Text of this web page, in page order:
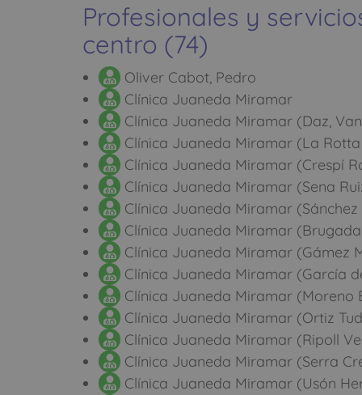
Profesionales y
centro (74)
Oliver Cabot, Pedro
Clínica Juaneda Miramar
Clínica Juaneda Miramar (Daz,
Clínica Juaneda Miramar (La
Clínica Juaneda Miramar (Crespí
Clínica Juaneda Miramar (Sena
Clínica Juaneda Miramar
Clínica Juaneda Miramar
Clínica Juaneda Miramar (Gámez
Clínica Juaneda Miramar (García
Clínica Juaneda Miramar (Moreno
Clínica Juaneda Miramar (Ortiz
Clínica Juaneda Miramar (Ripoll
Clínica Juaneda Miramar (Serra
Clínica Juaneda Miramar (Usón